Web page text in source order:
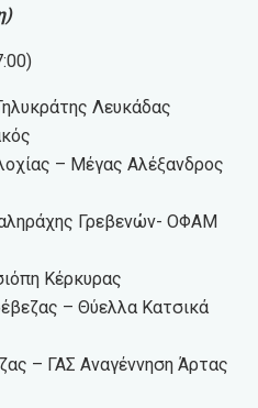
Λευκάδας
– Μέγας Αλέξανδρος
Γρεβενών- ΟΦΑΜ
Κέρκυρας
– Θύελλα Κατσικά
– ΓΑΣ Αναγέννηση Άρτας